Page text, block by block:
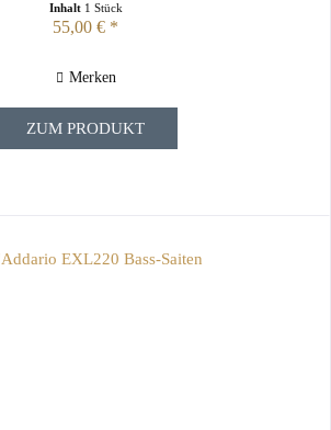
Inhalt 1 Stück
55,00 € *
Merken
ZUM PRODUKT